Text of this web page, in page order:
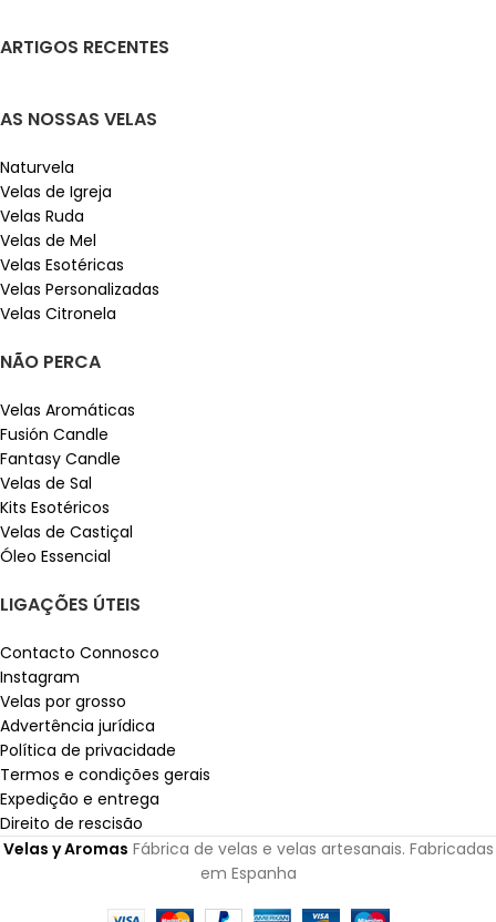
ARTIGOS RECENTES
AS NOSSAS VELAS
Naturvela
Velas de Igreja
Velas Ruda
Velas de Mel
Velas Esotéricas
Velas Personalizadas
Velas Citronela
NÃO PERCA
Velas Aromáticas
Fusión Candle
Fantasy Candle
Velas de Sal
Kits Esotéricos
Velas de Castiçal
Óleo Essencial
LIGAÇÕES ÚTEIS
Contacto Connosco
Instagram
Velas por grosso
Advertência jurídica
Política de privacidade
Termos e condições gerais
Expedição e entrega
Direito de rescisão
Velas y Aromas Fábrica de velas e velas artesanais. Fabricadas
em Espanha